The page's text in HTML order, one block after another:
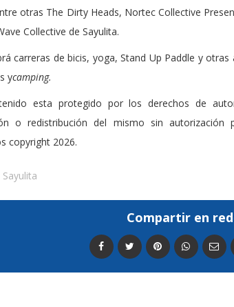
otras The Dirty Heads, Nortec Collective
Collective de Sayulita.
carreras de bicis, yoga, Stand Up Paddle y
ycamping.
esta protegido por los derechos de
o redistribución del mismo sin
copyright 2026.
Sayulita
Compartir en